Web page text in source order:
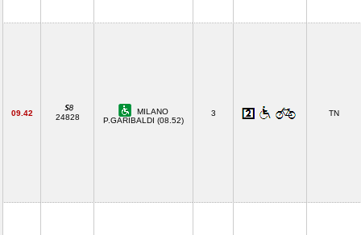
09.42 24828
MILANO
P.GARIBALDI (08.52)
3 TN